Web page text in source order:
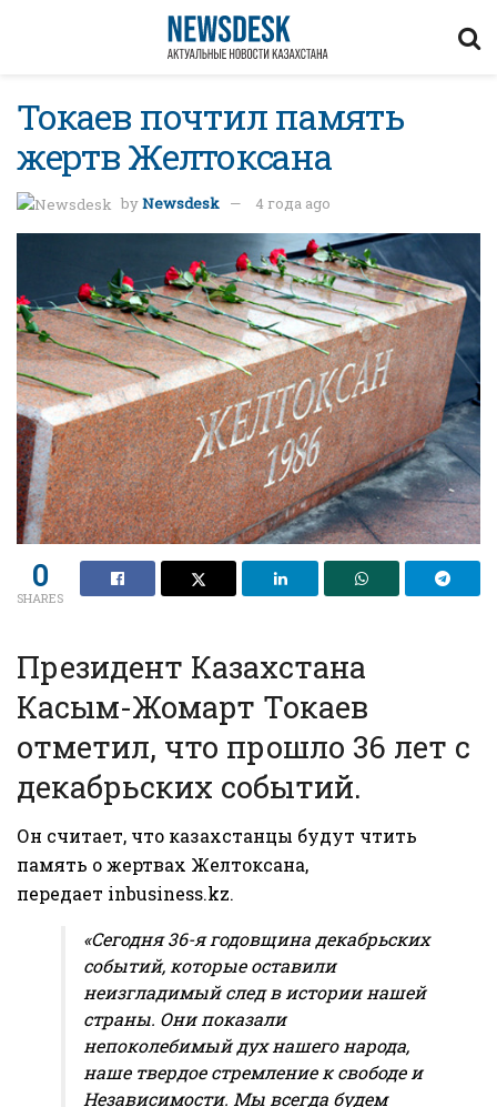
Токаев почтил память
жертв Желтоксана
byNewsdesk 4 года ago
0
SHARES
Президент Казахстана
Касым-Жомарт Токаев
отметил, что прошло 36 лет с
декабрьских событий.
Он считает, что казахстанцы будут чтить
память о жертвах Желтоксана,
передает inbusiness.kz.
«Сегодня 36-я годовщина декабрьских
событий, которые оставили
неизгладимый след в истории нашей
страны. Они показали
непоколебимый дух нашего народа,
наше твердое стремление к свободе и
Независимости. Мы всегда будем